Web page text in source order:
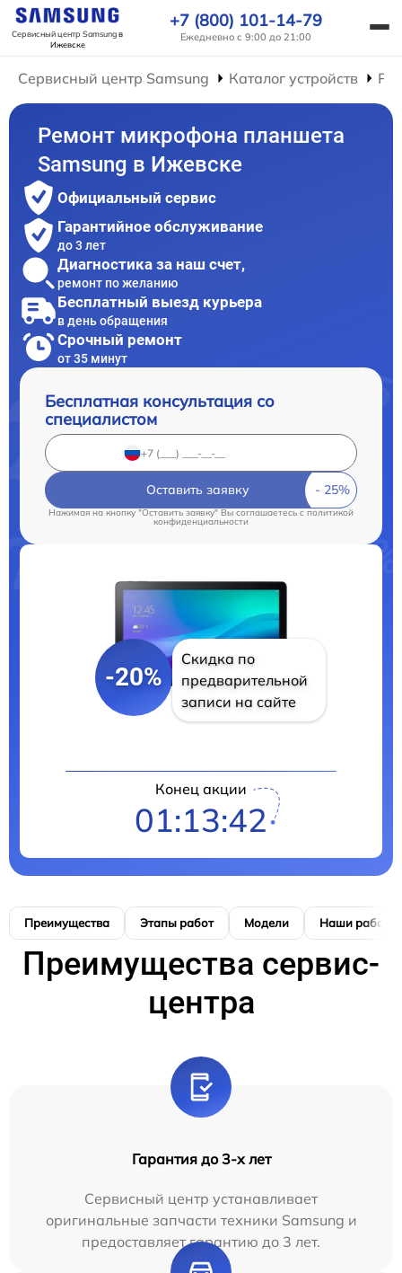
Сервисный центр Samsungв
Ижевске
+7 (800) 101-14-79
Ежедневно с 9:00 до 21:00
Сервисный центр Samsung Каталог устройств
Ремонт микрофона планшета
Samsung в Ижевске
Официальный сервис
Гарантийное обслуживание
до 3 лет
Диагностика за наш счет,
ремонт по желанию
Бесплатный выезд курьера
в день обращения
Срочный ремонт
от 35 минут
Бесплатная консультация со
специалистом
Оставить заявку
Нажимая на кнопку "Оставить заявку" Вы соглашаетесь c политикой
конфиденциальности
-20%
Скидка по
предварительной
записи на сайте
Конец акции
01:13:41
Преимущества Этапы работ Модели Наши работы
Преимущества сервис-
центра
Гарантия до 3-х лет
Сервисный центр устанавливает
оригинальные запчасти техники Samsung и
предоставляет гарантию до 3 лет.